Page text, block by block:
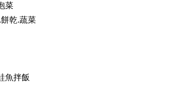
菜
乾.蔬菜
魚拌飯